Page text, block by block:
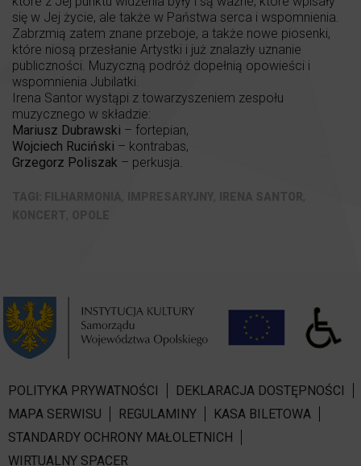
się w Jej życie, ale także w Państwa serca i wspomnienia.
Zabrzmią zatem znane przeboje, a także nowe piosenki,
które niosą przesłanie Artystki i już znalazły uznanie
publiczności. Muzyczną podróż dopełnią opowieści i
wspomnienia Jubilatki.
Irena Santor wystąpi z towarzyszeniem zespołu
muzycznego w składzie:
Mariusz Dubrawski – fortepian,
Wojciech Ruciński – kontrabas,
Grzegorz Poliszak – perkusja.
POLITYKA PRYWATNOŚCI
DEKLARACJA DOSTĘPNOŚCI
MAPA SERWISU
REGULAMINY
KASA BILETOWA
STANDARDY OCHRONY MAŁOLETNICH
WIRTUALNY SPACER